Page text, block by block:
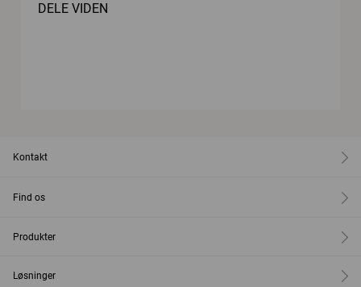
DELE VIDEN
Kontakt
Find os
Produkter
Løsninger